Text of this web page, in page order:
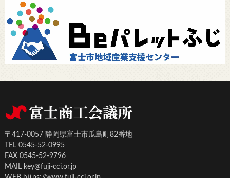
〒417-0057 静岡県富士市瓜島町82番地
TEL 0545-52-0995
FAX 0545-52-9796
MAIL key@fuji-cci.or.jp